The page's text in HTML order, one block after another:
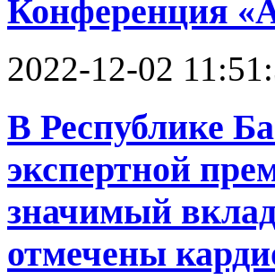
Конференция
2022-12-02
В Республике
экспертной
значимый
отмечены